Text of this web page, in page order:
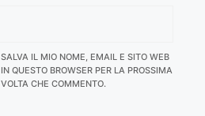
SALVA IL MIO NOME, EMAIL E SITO WEB
IN QUESTO BROWSER PER LA PROSSIMA
VOLTA CHE COMMENTO.